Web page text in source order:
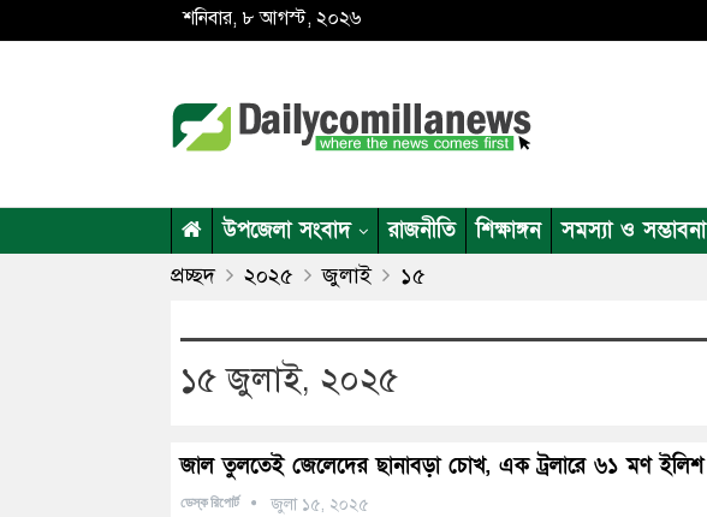
শনিবার, ৮ আগস্ট, ২০২৬
উপজেলা সংবাদ রাজনীতি শিক্ষাঙ্গন সমস্যা ও সম্ভাবনা
প্রচ্ছদ ২০২৫ জুলাই ১৫
১৫ জুলাই, ২০২৫
জাল তুলতেই জেলেদের ছানাবড়া চোখ, এক ট্রলারে ৬১ মণ ইলিশ
ডেস্ক রিপোর্ট জুলা ১৫, ২০২৫